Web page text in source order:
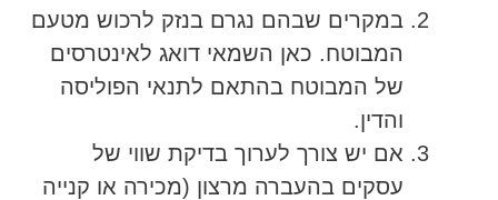
במקרים שבהם נגרם בנזק לרכוש מטעם
המבוטח. כאן השמאי דואג לאינטרסים
של המבוטח בהתאם לתנאי הפוליסה
והדין.
אם יש צורך לערוך בדיקת שווי של
עסקים בהעברה מרצון (מכירה או קנייה